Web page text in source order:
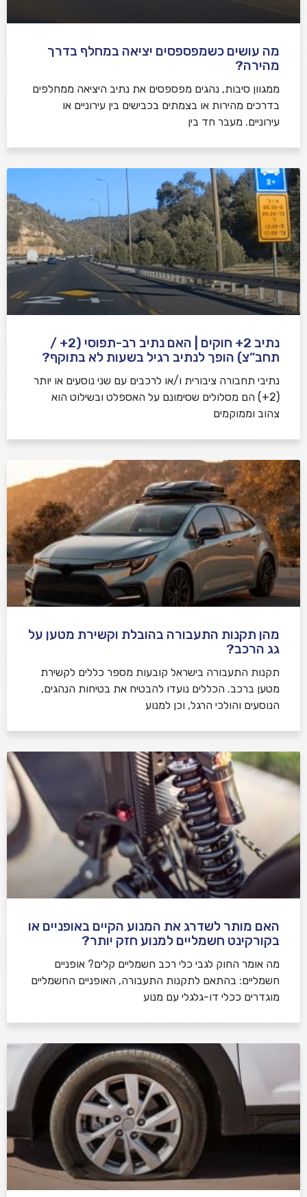
מה עושים כשמפספסים יציאה במחלף בדרך
מהירה?
ממגוון סיבות, נהגים מפספסים את נתיב היציאה ממחלפים
בדרכים מהירות או בצמתים בכבישים בין עירוניים או
עירוניים. מעבר חד בין
נתיב 2+ חוקים | האם נתיב רב-תפוסי (2+ /
תחב”צ) הופך לנתיב רגיל בשעות לא בתוקף?
נתיבי תחבורה ציבורית ו/או לרכבים עם שני נוסעים או יותר
(2+) הם מסלולים שסימונם על האספלט ובשילוט הוא
צהוב וממוקמים
מהן תקנות התעבורה בהובלת וקשירת מטען על
גג הרכב?
תקנות התעבורה בישראל קובעות מספר כללים לקשירת
מטען ברכב. הכללים נועדו להבטיח את בטיחות הנהגים,
הנוסעים והולכי הרגל, וכן למנוע
האם מותר לשדרג את המנוע הקיים באופניים או
בקורקינט חשמליים למנוע חזק יותר?
מה אומר החוק לגבי כלי רכב חשמליים קלים? אופניים
חשמליים: בהתאם לתקנות התעבורה, האופניים החשמליים
מוגדרים ככלי דו-גלגלי עם מנוע